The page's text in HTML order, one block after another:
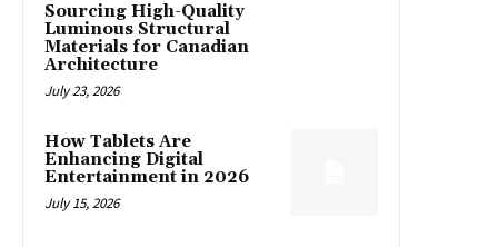
Sourcing High-Quality
Luminous Structural
Materials for Canadian
Architecture
July 23, 2026
How Tablets Are
Enhancing Digital
Entertainment in 2026
July 15, 2026